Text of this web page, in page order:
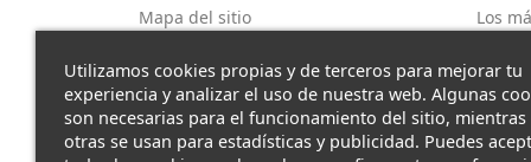
Utilizamos cookies propias y de terceros para mejorar tu
experiencia y analizar el uso de nuestra web. Algunas
son necesarias para el funcionamiento del sitio, mientras
otras se usan para estadísticas y publicidad. Puedes
Mapa del sitio
Los